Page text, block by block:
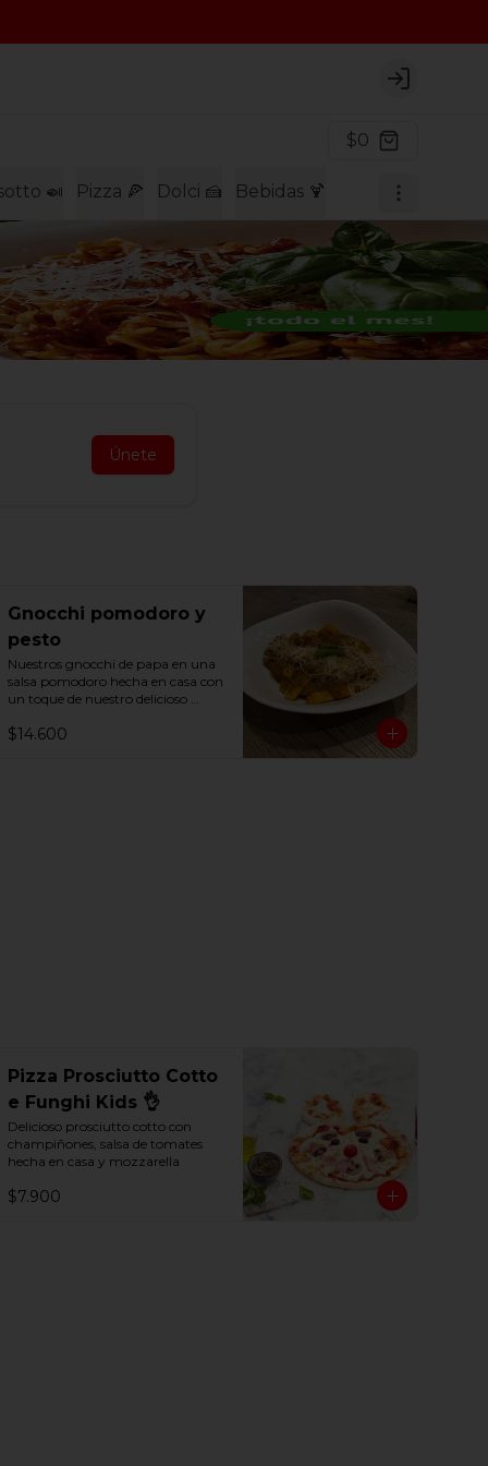
Login
$0
🍛 Pizza 🍕 Dolci 🍰 Bebidas 🍹
Únete
Gnocchi pomodoro y
pesto
Nuestros gnocchi de papa en una
salsa pomodoro hecha en casa con
un toque de nuestro delicioso
$14.600
Pizza Prosciutto Cotto
e Funghi Kids 👌
Delicioso prosciutto cotto con
champiñones, salsa de tomates
hecha en casa y mozzarella
$7.900